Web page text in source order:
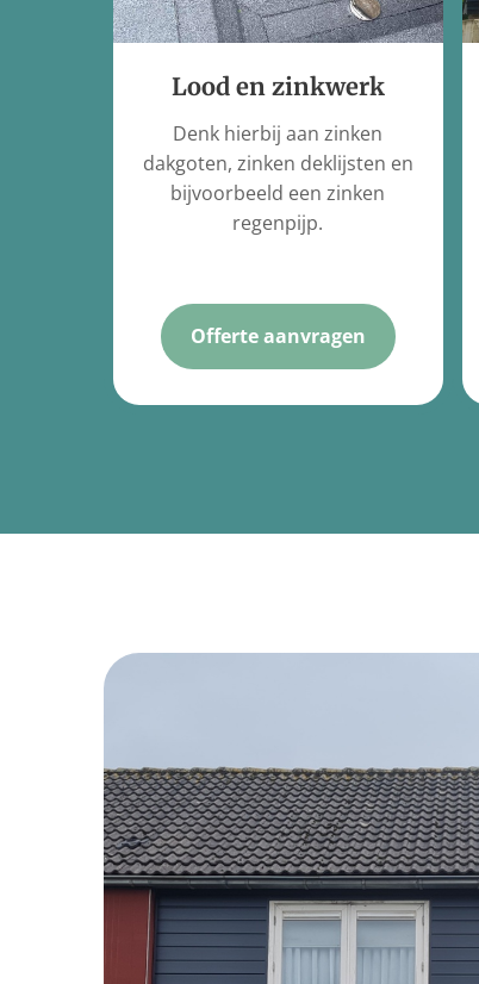
Lood en zinkwerk
Denk hierbij aan zinken
dakgoten, zinken deklijsten en
bijvoorbeeld een zinken
regenpijp.
Offerte aanvragen